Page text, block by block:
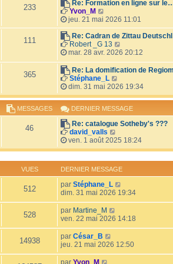
i
r
m
e
s
s
a
g
e
r
e
d
e
r
n
i
e
m
e
s
s
a
g
e
233
Re: Formation en ligne sur
Yvon_M
o
i
r
l
e
d
e
r
n
i
e
r
m
e
s
s
a
g
e
jeu. 21 mai 2026 11:01
111
Re: Cadran de Zittau
Robert _G 13
o
i
r
e
d
e
r
n
i
r
m
e
s
s
g
e
mar. 28 avr. 2026 20:12
365
Re: La domification de
Stéphane_L
o
i
r
l
e
d
e
r
n
i
e
r
m
e
s
a
g
dim. 31 mai 2026 19:34
MESSAGES DERNIER MESSAGE
46
Re: catalogue Sotheby's ???
david_valls
o
i
e
d
e
r
e
r
e
s
ven. 1 août 2025 18:24
VUES DERNIER MESSAGE
512 par Stéphane_L
dim. 31 mai 2026 19:34
528 par Martine_M
ven. 22 mai 2026 14:18
14938 par César_B
jeu. 21 mai 2026 12:50